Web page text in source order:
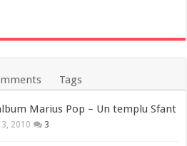
Tags
Marius Pop – Un templu Sfant
2010 3